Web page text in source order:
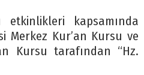
kapsamında
Merkez Kur’an Kursu ve
Kursu tarafından “Hz.